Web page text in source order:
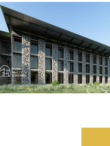
DESAIN BANGUNAN LAINNYA